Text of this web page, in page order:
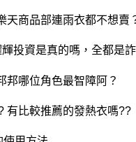
天商品部連雨衣都不想賣
投資是真的嗎，全都是
邦哪位角色最智障阿？
有比較推薦的發熱衣嗎??